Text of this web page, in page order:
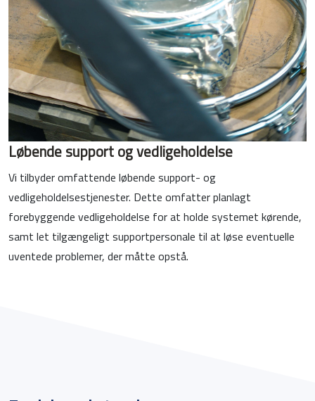
Consent Details
This website uses cookies
We use cookies to personalise content and ads, to
provide social media features and to analyse our traffic.
We also share information about your use of our site with
Løbende support og vedligeholdelse
Vi tilbyder omfattende løbende support- og
vedligeholdelsestjenester. Dette omfatter planlagt
forebyggende vedligeholdelse for at holde systemet kørende,
samt let tilgængeligt supportpersonale til at løse eventuelle
uventede problemer, der måtte opstå.